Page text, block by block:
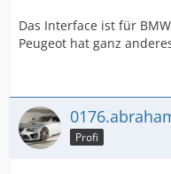
Das Interface ist für
Peugeot hat ganz
Profi